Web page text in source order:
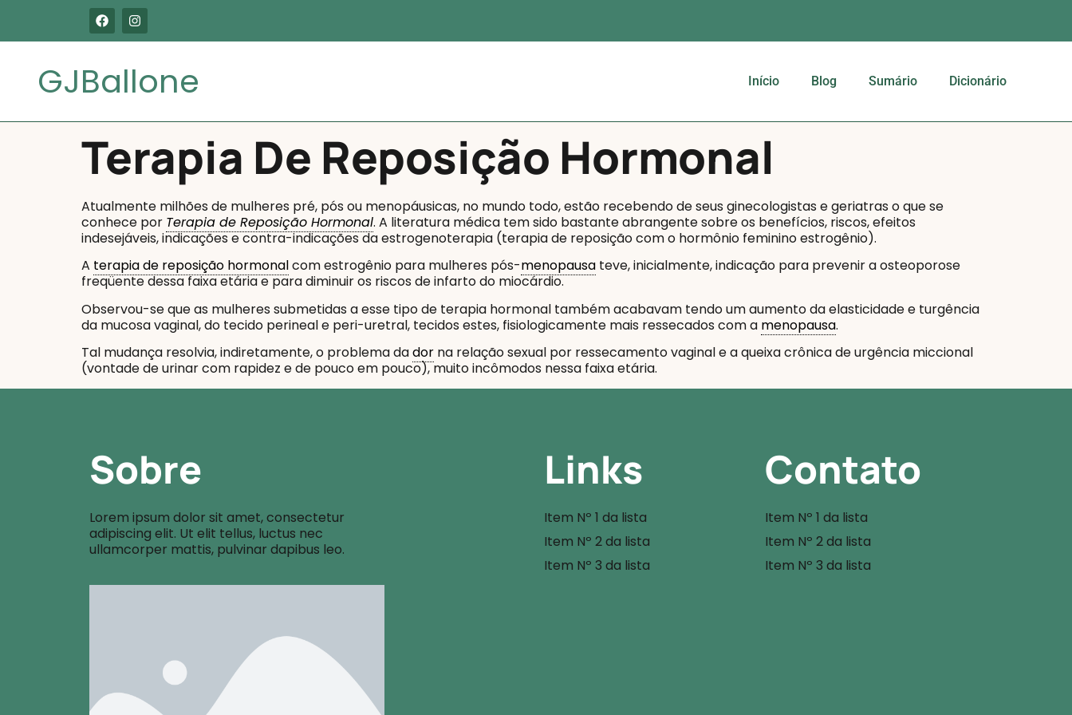
GJBallone Início Blog Sumário Dicionário
Terapia De Reposição Hormonal
Atualmente milhões de mulheres pré, pós ou menopáusicas, no mundo todo, estão recebendo de seus ginecologistas e geriatras o que se
conhece por Terapia de Reposição Hormonal. A literatura médica tem sido bastante abrangente sobre os benefícios, riscos, efeitos
indesejáveis, indicações e contra-indicações da estrogenoterapia (terapia de reposição com o hormônio feminino estrogênio).
A terapia de reposição hormonalcom estrogênio para mulheres pós-menopausa teve, inicialmente, indicação para prevenir a osteoporose
freqüente dessa faixa etária e para diminuir os riscos de infarto do miocárdio.
Observou-se que as mulheres submetidas a esse tipo de terapia hormonal também acabavam tendo um aumento da elasticidade e turgência
da mucosa vaginal, do tecido perineal e peri-uretral, tecidos estes, fisiologicamente mais ressecados com a menopausa.
Tal mudança resolvia, indiretamente, o problema dador na relação sexual por ressecamento vaginal e a queixa crônica de urgência miccional
(vontade de urinar com rapidez e de pouco em pouco), muito incômodos nessa faixa etária.
Sobre
Lorem ipsum dolor sit amet, consectetur
adipiscing elit. Ut elit tellus, luctus nec
ullamcorper mattis, pulvinar dapibus leo.
Links
Item Nº 1 da lista
Item Nº 2 da lista
Item Nº 3 da lista
Contato
Item Nº 1 da lista
Item Nº 2 da lista
Item Nº 3 da lista